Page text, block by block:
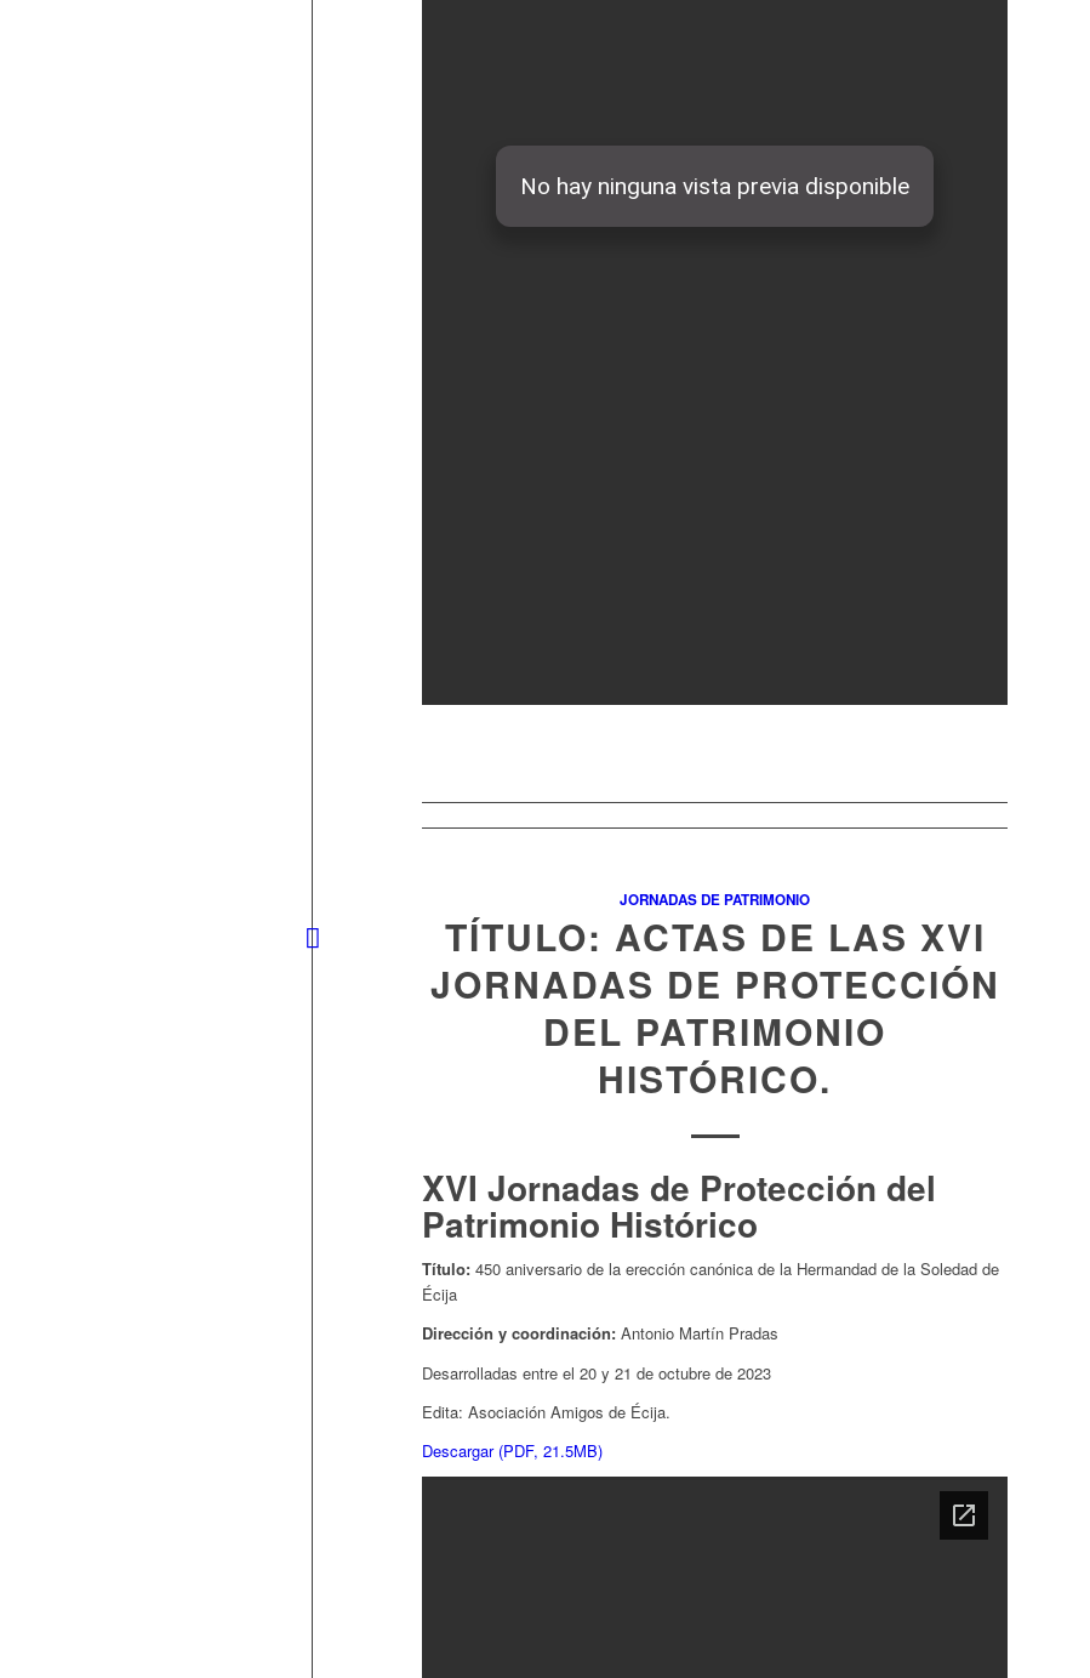
JORNADAS DE PATRIMONIO
TÍTULO: ACTAS DE LAS XVI
JORNADAS DE PROTECCIÓN
DEL PATRIMONIO
HISTÓRICO.
XVI Jornadas de Protección del
Patrimonio Histórico
Título: 450 aniversario de la erección canónica de la Hermandad de la Soledad de
Écija
Dirección y coordinación: Antonio Martín Pradas
Desarrolladas entre el 20 y 21 de octubre de 2023
Edita: Asociación Amigos de Écija.
Descargar (PDF, 21.5MB)